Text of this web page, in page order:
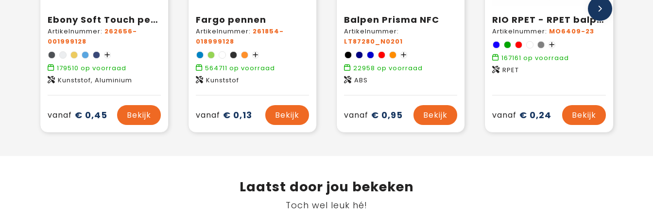
Ebony Soft Touch pennen
Artikelnummer: 262656-
001999128
179510 op voorraad
Kunststof, Aluminium
vanaf € 0,45 Bekijk
Fargo pennen
Artikelnummer: 261854-
018999128
564711 op voorraad
Kunststof
vanaf € 0,13 Bekijk
Balpen Prisma NFC
Artikelnummer:
LT87280_N0201
22958 op voorraad
ABS
vanaf € 0,95 Bekijk
RIO RPET - RPET balpen
Artikelnummer: MO6409-23
167161 op voorraad
RPET
vanaf € 0,24 Bekijk
Laatst door jou bekeken
Toch wel leuk hé!